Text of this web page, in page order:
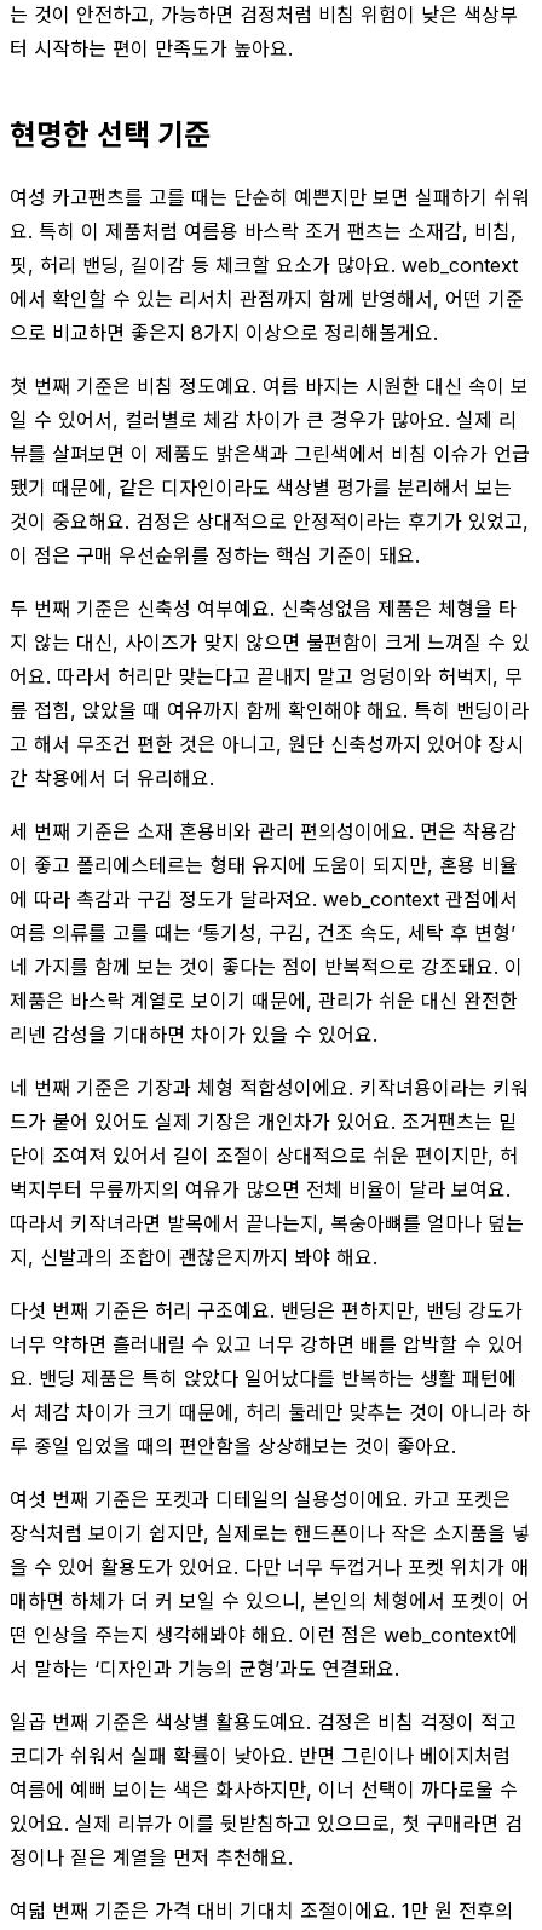
는 것이 안전하고, 가능하면 검정처럼 비침 위험이 낮은 색상부
터 시작하는 편이 만족도가 높아요.
현명한 선택 기준
여성 카고팬츠를 고를 때는 단순히 예쁜지만 보면 실패하기 쉬워
요. 특히 이 제품처럼 여름용 바스락 조거 팬츠는 소재감, 비침,
핏, 허리 밴딩, 길이감 등 체크할 요소가 많아요. web_context
에서 확인할 수 있는 리서치 관점까지 함께 반영해서, 어떤 기준
으로 비교하면 좋은지 8가지 이상으로 정리해볼게요.
첫 번째 기준은 비침 정도예요. 여름 바지는 시원한 대신 속이 보
일 수 있어서, 컬러별로 체감 차이가 큰 경우가 많아요. 실제 리
뷰를 살펴보면 이 제품도 밝은색과 그린색에서 비침 이슈가 언급
됐기 때문에, 같은 디자인이라도 색상별 평가를 분리해서 보는
것이 중요해요. 검정은 상대적으로 안정적이라는 후기가 있었고,
이 점은 구매 우선순위를 정하는 핵심 기준이 돼요.
두 번째 기준은 신축성 여부예요. 신축성없음 제품은 체형을 타
지 않는 대신, 사이즈가 맞지 않으면 불편함이 크게 느껴질 수 있
어요. 따라서 허리만 맞는다고 끝내지 말고 엉덩이와 허벅지, 무
릎 접힘, 앉았을 때 여유까지 함께 확인해야 해요. 특히 밴딩이라
고 해서 무조건 편한 것은 아니고, 원단 신축성까지 있어야 장시
간 착용에서 더 유리해요.
세 번째 기준은 소재 혼용비와 관리 편의성이에요. 면은 착용감
이 좋고 폴리에스테르는 형태 유지에 도움이 되지만, 혼용 비율
에 따라 촉감과 구김 정도가 달라져요. web_context 관점에서
여름 의류를 고를 때는 ‘통기성, 구김, 건조 속도, 세탁 후 변형’
네 가지를 함께 보는 것이 좋다는 점이 반복적으로 강조돼요. 이
제품은 바스락 계열로 보이기 때문에, 관리가 쉬운 대신 완전한
리넨 감성을 기대하면 차이가 있을 수 있어요.
네 번째 기준은 기장과 체형 적합성이에요. 키작녀용이라는 키워
드가 붙어 있어도 실제 기장은 개인차가 있어요. 조거팬츠는 밑
단이 조여져 있어서 길이 조절이 상대적으로 쉬운 편이지만, 허
벅지부터 무릎까지의 여유가 많으면 전체 비율이 달라 보여요.
따라서 키작녀라면 발목에서 끝나는지, 복숭아뼈를 얼마나 덮는
지, 신발과의 조합이 괜찮은지까지 봐야 해요.
다섯 번째 기준은 허리 구조예요. 밴딩은 편하지만, 밴딩 강도가
너무 약하면 흘러내릴 수 있고 너무 강하면 배를 압박할 수 있어
요. 밴딩 제품은 특히 앉았다 일어났다를 반복하는 생활 패턴에
서 체감 차이가 크기 때문에, 허리 둘레만 맞추는 것이 아니라 하
루 종일 입었을 때의 편안함을 상상해보는 것이 좋아요.
여섯 번째 기준은 포켓과 디테일의 실용성이에요. 카고 포켓은
장식처럼 보이기 쉽지만, 실제로는 핸드폰이나 작은 소지품을 넣
을 수 있어 활용도가 있어요. 다만 너무 두껍거나 포켓 위치가 애
매하면 하체가 더 커 보일 수 있으니, 본인의 체형에서 포켓이 어
떤 인상을 주는지 생각해봐야 해요. 이런 점은 web_context에
서 말하는 ‘디자인과 기능의 균형’과도 연결돼요.
일곱 번째 기준은 색상별 활용도예요. 검정은 비침 걱정이 적고
코디가 쉬워서 실패 확률이 낮아요. 반면 그린이나 베이지처럼
여름에 예뻐 보이는 색은 화사하지만, 이너 선택이 까다로울 수
있어요. 실제 리뷰가 이를 뒷받침하고 있으므로, 첫 구매라면 검
정이나 짙은 계열을 먼저 추천해요.
여덟 번째 기준은 가격 대비 기대치 조절이에요. 1만 원 전후의